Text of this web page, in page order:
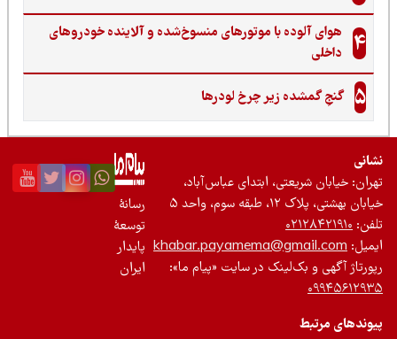
هوای آلوده با موتورهای منسوخ‌شده و آلاینده خودروهای
داخلی
گنجِ گمشده زیر چرخ لودرها
خیابان شریعتی، ابتدای عباس‌آباد،
بهشتی، پلاک ۱۲، طبقه سوم، واحد ۵
۰۲۱۲۸۴۲۱۹۱۰
khabar.payamema@gmail.com
آگهی و بک‌لینک در سایت «پیام ما»:
مرتبط
رسانۀ
توسعۀ
پایدار
ایران